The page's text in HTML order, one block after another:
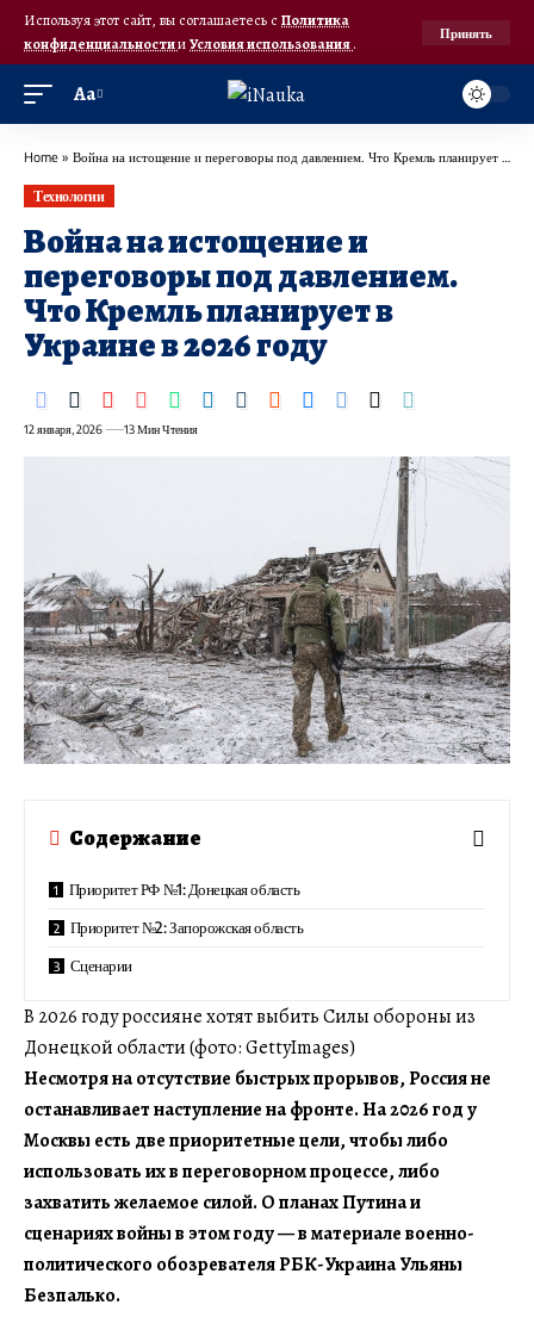
Используя этот сайт, вы соглашаетесь с Политика
конфиденциальностииУсловия использования.
Принять
Аа
Home » Война на истощение и переговоры под давлением. Что Кремль планирует в Украине в 2026 году
Технологии
Война на истощение и
переговоры под давлением.
Что Кремль планирует в
Украине в 2026 году
12 января, 2026 13 Мин Чтения
Содержание
Приоритет РФ №1: Донецкая область
Приоритет №2: Запорожская область
Сценарии
В 2026 году россияне хотят выбить Силы обороны из
Донецкой области (фото: GettyImages)
Несмотря на отсутствие быстрых прорывов, Россия не
останавливает наступление на фронте. На 2026 год у
Москвы есть две приоритетные цели, чтобы либо
использовать их в переговорном процессе, либо
захватить желаемое силой. О планах Путина и
сценариях войны в этом году — в материале военно-
политического обозревателя РБК-Украина Ульяны
Безпалько.